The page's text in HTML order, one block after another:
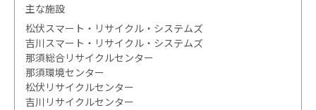
主な施設
松伏スマート・リサイクル・システムズ
吉川スマート・リサイクル・システムズ
那須総合リサイクルセンター
那須環境センター
松伏リサイクルセンター
吉川リサイクルセンター